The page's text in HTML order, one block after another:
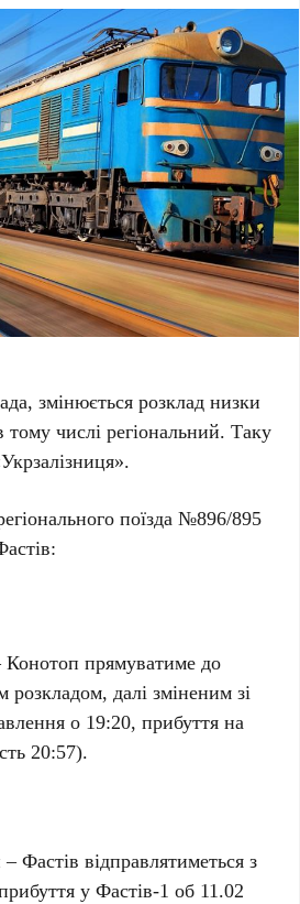
змінюється розклад низки
числі регіональний. Таку
поїзда №896/895
прямуватиме до
далі зміненим зі
о 19:20, прибуття на
20:57).
Фастів відправлятиметься з
у Фастів-1 об 11.02